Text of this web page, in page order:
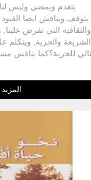
يتقدم ويمضي وليس
يتوقف.ويناقش ايضا القيود
والثقافية التي تفرض
الشريعة والحرية, ويتكلم
للحرية؟كما يناقش
المزيد